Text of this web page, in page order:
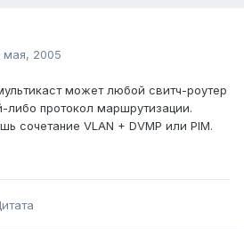
мая, 2005
может любой свитч-роутер
протокол маршрутизации.
сочетание VLAN + DVMP или PIM.